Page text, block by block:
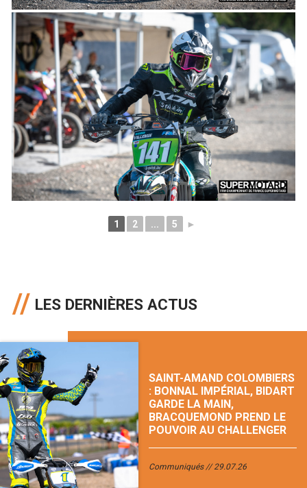
1 2 ... 5 ►
LES DERNIÈRES ACTUS
SAINT-AMAND COLOMBIERS
: BONNAL IMPÉRIAL, BIDART
GARDE LA MAIN,
BRACQUEMOND PREND LE
POUVOIR AU CHALLENGER
Communiqués 29.07.26